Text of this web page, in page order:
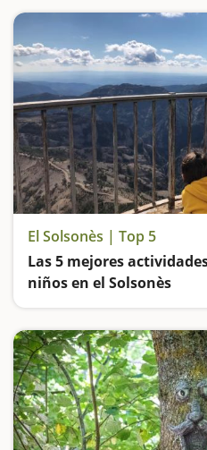
El Solsonès | Top 5
Las 5 mejores
niños en el Solsonès